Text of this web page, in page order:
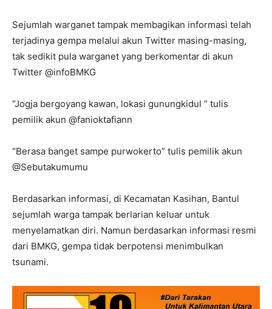
Sejumlah warganet tampak membagikan informasi telah
terjadinya gempa melalui akun Twitter masing-masing,
tak sedikit pula warganet yang berkomentar di akun
Twitter @infoBMKG
“Jogja bergoyang kawan, lokasi gunungkidul ” tulis
pemilik akun @fanioktafiann
“Berasa banget sampe purwokerto” tulis pemilik akun
@Sebutakumumu
Berdasarkan informasi, di Kecamatan Kasihan, Bantul
sejumlah warga tampak berlarian keluar untuk
menyelamatkan diri. Namun berdasarkan informasi resmi
dari BMKG, gempa tidak berpotensi menimbulkan
tsunami.